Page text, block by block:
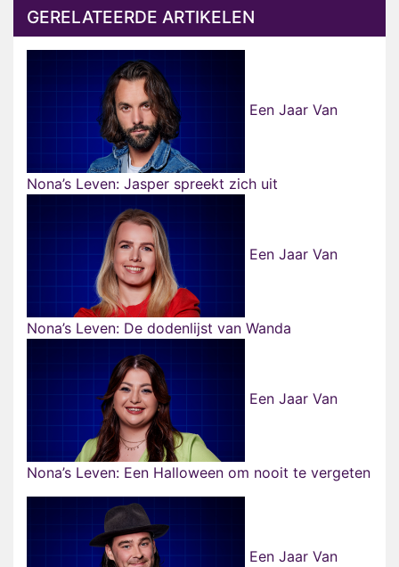
GERELATEERDE ARTIKELEN
Een Jaar Van
Nona’s Leven: Jasper spreekt zich uit
Een Jaar Van
Nona’s Leven: De dodenlijst van Wanda
Een Jaar Van
Nona’s Leven: Een Halloween om nooit te vergeten
Een Jaar Van